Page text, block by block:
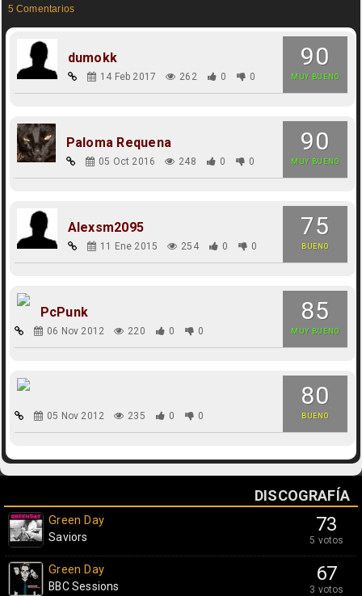
5 Comentarios
90
MUY BUENO
dumokk
14 Feb 2017 262 0 0
90
MUY BUENO
Paloma Requena
05 Oct 2016 248 0 0
75
BUENO
Alexsm2095
11 Ene 2015 254 0 0
85
MUY BUENO
PcPunk
06 Nov 2012 220 0 0
80
BUENO
05 Nov 2012 235 0 0
DISCOGRAFÍA
73
5 votos
Green Day
Saviors
67
3 votos
Green Day
BBC Sessions